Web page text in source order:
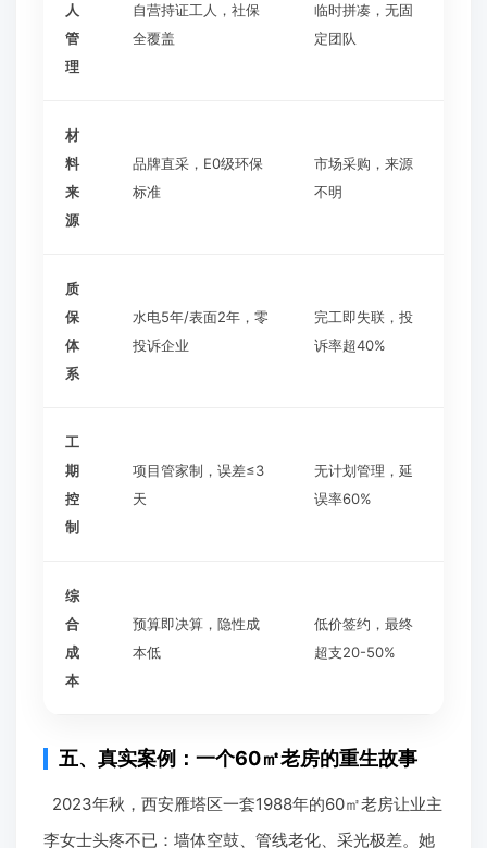
人
管
理
自营持证工人，社保
全覆盖
临时拼凑，无固
定团队
材
料
来
源
品牌直采，E0级环保
标准
市场采购，来源
不明
质
保
体
系
水电5年/表面2年，零
投诉企业
完工即失联，投
诉率超40%
工
期
控
制
项目管家制，误差≤3
天
无计划管理，延
误率60%
综
合
成
本
预算即决算，隐性成
本低
低价签约，最终
超支20-50%
五、真实案例：一个60㎡老房的重生故事
2023年秋，西安雁塔区一套1988年的60㎡老房让业主
李女士头疼不已：墙体空鼓、管线老化、采光极差。她